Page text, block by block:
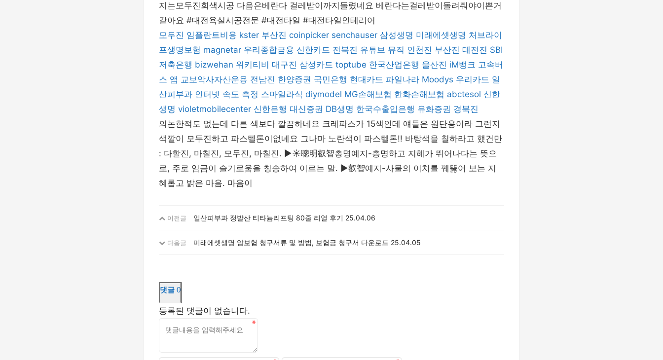
지는모두진회색시공 다음은베란다 걸레받이까지돌렸네요 베란다는걸레받이돌려줘야이쁜거
같아요 #대전욕실시공전문 #대전타일 #대전타일인테리어
모두진 임플란트비용 kster 부산진 coinpicker senchauser 삼성생명 미래에셋생명 처브라이
프생명보험 magnetar 우리종합금융 신한카드 전북진 유튜브 뮤직 인천진 부산진 대전진 SBI
저축은행 bizwehan 위키티비 대구진 삼성카드 toptube 한국산업은행 울산진 iM뱅크 고속버
스 앱 교보악사자산운용 전남진 한양증권 국민은행 현대카드 파일나라 Moodys 우리카드 일
산피부과 인터넷 속도 측정 스마일라식 diymodel MG손해보험 한화손해보험 abctesol 신한
생명 violetmobilecenter 신한은행 대신증권 DB생명 한국수출입은행 유화증권 경북진
의논한적도 없는데 다른 색보다 깔끔하네요 크레파스가 15색인데 얘들은 원단용이라 그런지
색깔이 모두진하고 파스텔톤이없네요 그나마 노란색이 파스텔톤!! 바탕색을 칠하라고 했건만
: 다할진, 마칠진, 모두진, 마칠진. ▶☀聰明叡智총명예지-총명하고 지혜가 뛰어나다는 뜻으
로, 주로 임금이 슬기로움을 칭송하여 이르는 말. ▶叡智예지-사물의 이치를 꿰뚫어 보는 지
혜롭고 밝은 마음. 마음이
이전글 일산피부과 정발산 티타늄리프팅 80줄 리얼 후기 25.04.06
다음글 미래에셋생명 암보험 청구서류 및 방법, 보험금 청구서 다운로드 25.04.05
댓글 0
등록된 댓글이 없습니다.